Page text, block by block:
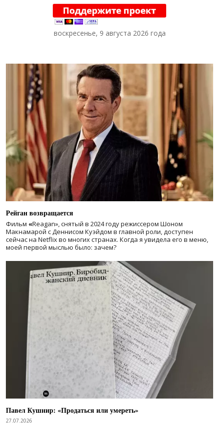
воскресенье, 9 августа 2026 года
Рейган возвращается
Фильм «Reagan», снятый в 2024 годурежиссером Шоном
Макнамарой с Деннисом Куэйдом в главной роли, доступен
сейчас на Netflix во многих странах. Когда я увидела его в меню,
моей первой мыслью было: зачем?
Павел Кушнир: «Продаться или умереть»
27.07.2026